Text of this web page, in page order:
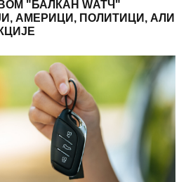
"БАЛКАН WАТЧ"
АМЕРИЦИ, ПОЛИТИЦИ, АЛИ